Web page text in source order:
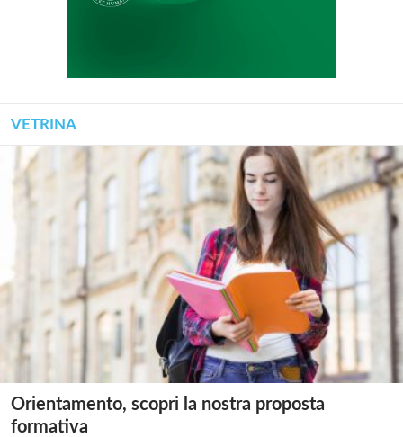
VETRINA
Orientamento, scopri la nostra proposta
formativa